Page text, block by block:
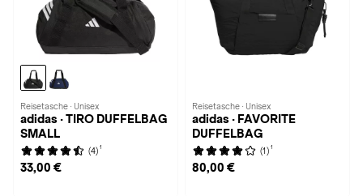
Reisetasche · Unisex
adidas · TIRO DUFFELBAG
SMALL
(4) 1
33,00 €
Reisetasche · Unisex
adidas · FAVORITE
DUFFELBAG
(1) 1
80,00 €